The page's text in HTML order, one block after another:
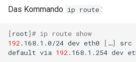
Das Kommando ip route :
[root]# ip route show
192 .168.1.0/24 dev eth0 [ …] src
default via 192 .168.1.254 dev